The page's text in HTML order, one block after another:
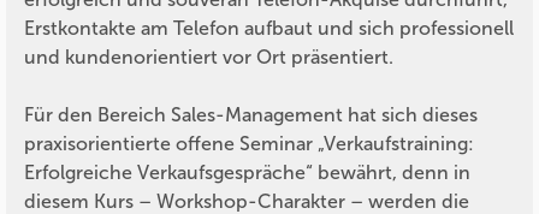
Erstkontakte am Telefon aufbaut und sich professionell
und kundenorientiert vor Ort präsentiert.
Für den Bereich Sales-Management hat sich dieses
praxisorientierte offene Seminar „Verkaufstraining:
Erfolgreiche Verkaufsgespräche“ bewährt, denn in
diesem Kurs – Workshop-Charakter – werden die